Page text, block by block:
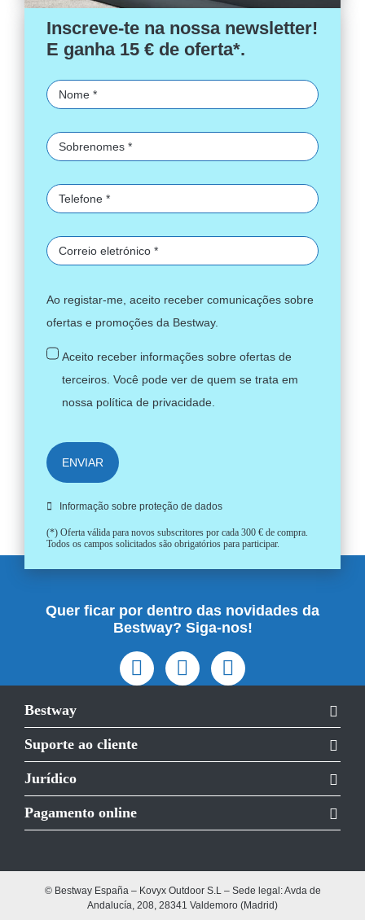
Inscreve-te na nossa newsletter!
E ganha 15 € de oferta*.
Ao registar-me, aceito receber comunicações sobre
ofertas e promoções da Bestway.
Aceito receber informações sobre ofertas de
terceiros. Você pode ver de quem se trata em
nossa política de privacidade.
ENVIAR
Informação sobre proteção de dados
(*) Oferta válida para novos subscritores por cada 300 € de compra.
Todos os campos solicitados são obrigatórios para participar.
Quer ficar por dentro das novidades da
Bestway? Siga-nos!
Bestway
Suporte ao cliente
Jurídico
Pagamento online
© Bestway España – Kovyx Outdoor S.L – Sede legal: Avda de
Andalucía, 208, 28341 Valdemoro (Madrid)